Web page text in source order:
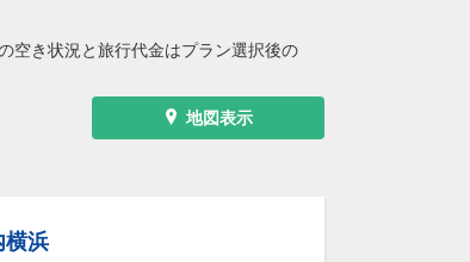
空き状況と旅行代金はプラン選択後の
地図表示
横浜